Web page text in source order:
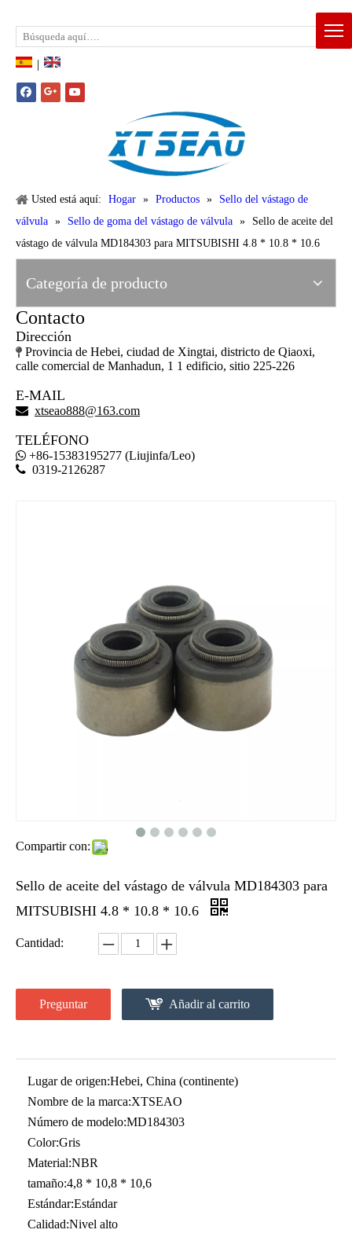
|
Usted está aquí: Hogar » Productos »
Sello del vástago de
válvula » Sello de goma del vástago de válvula »
Sello de aceite del
vástago de válvula MD184303 para MITSUBISHI 4.8 * 10.8 * 10.6
Categoría de producto
Contacto
Dirección
 Provincia de Hebei, ciudad de Xingtai, districto de Qiaoxi,
calle comercial de Manhadun, 1 1 edificio, sitio 225-226
E-MAIL
 xtseao888@163.com
TELÉFONO
 +86-15383195277 (Liujinfa/Leo)
 0319-2126287
Compartir con:
Sello de aceite del vástago de válvula MD184303 para
MITSUBISHI 4.8 * 10.8 * 10.6
Cantidad:
Preguntar Añadir al carrito
Lugar de origen:Hebei, China (continente)
Nombre de la marca:XTSEAO
Número de modelo:MD184303
Color:Gris
Material:NBR
tamaño:4,8 * 10,8 * 10,6
Estándar:Estándar
Calidad:Nivel alto